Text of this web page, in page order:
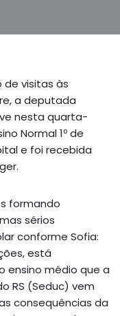
de visitas às
a deputada
nesta quarta-
Normal 1º de
e foi recebida
formando
sérios
conforme Sofia:
está
ensino médio que a
RS (Seduc) vem
consequências da